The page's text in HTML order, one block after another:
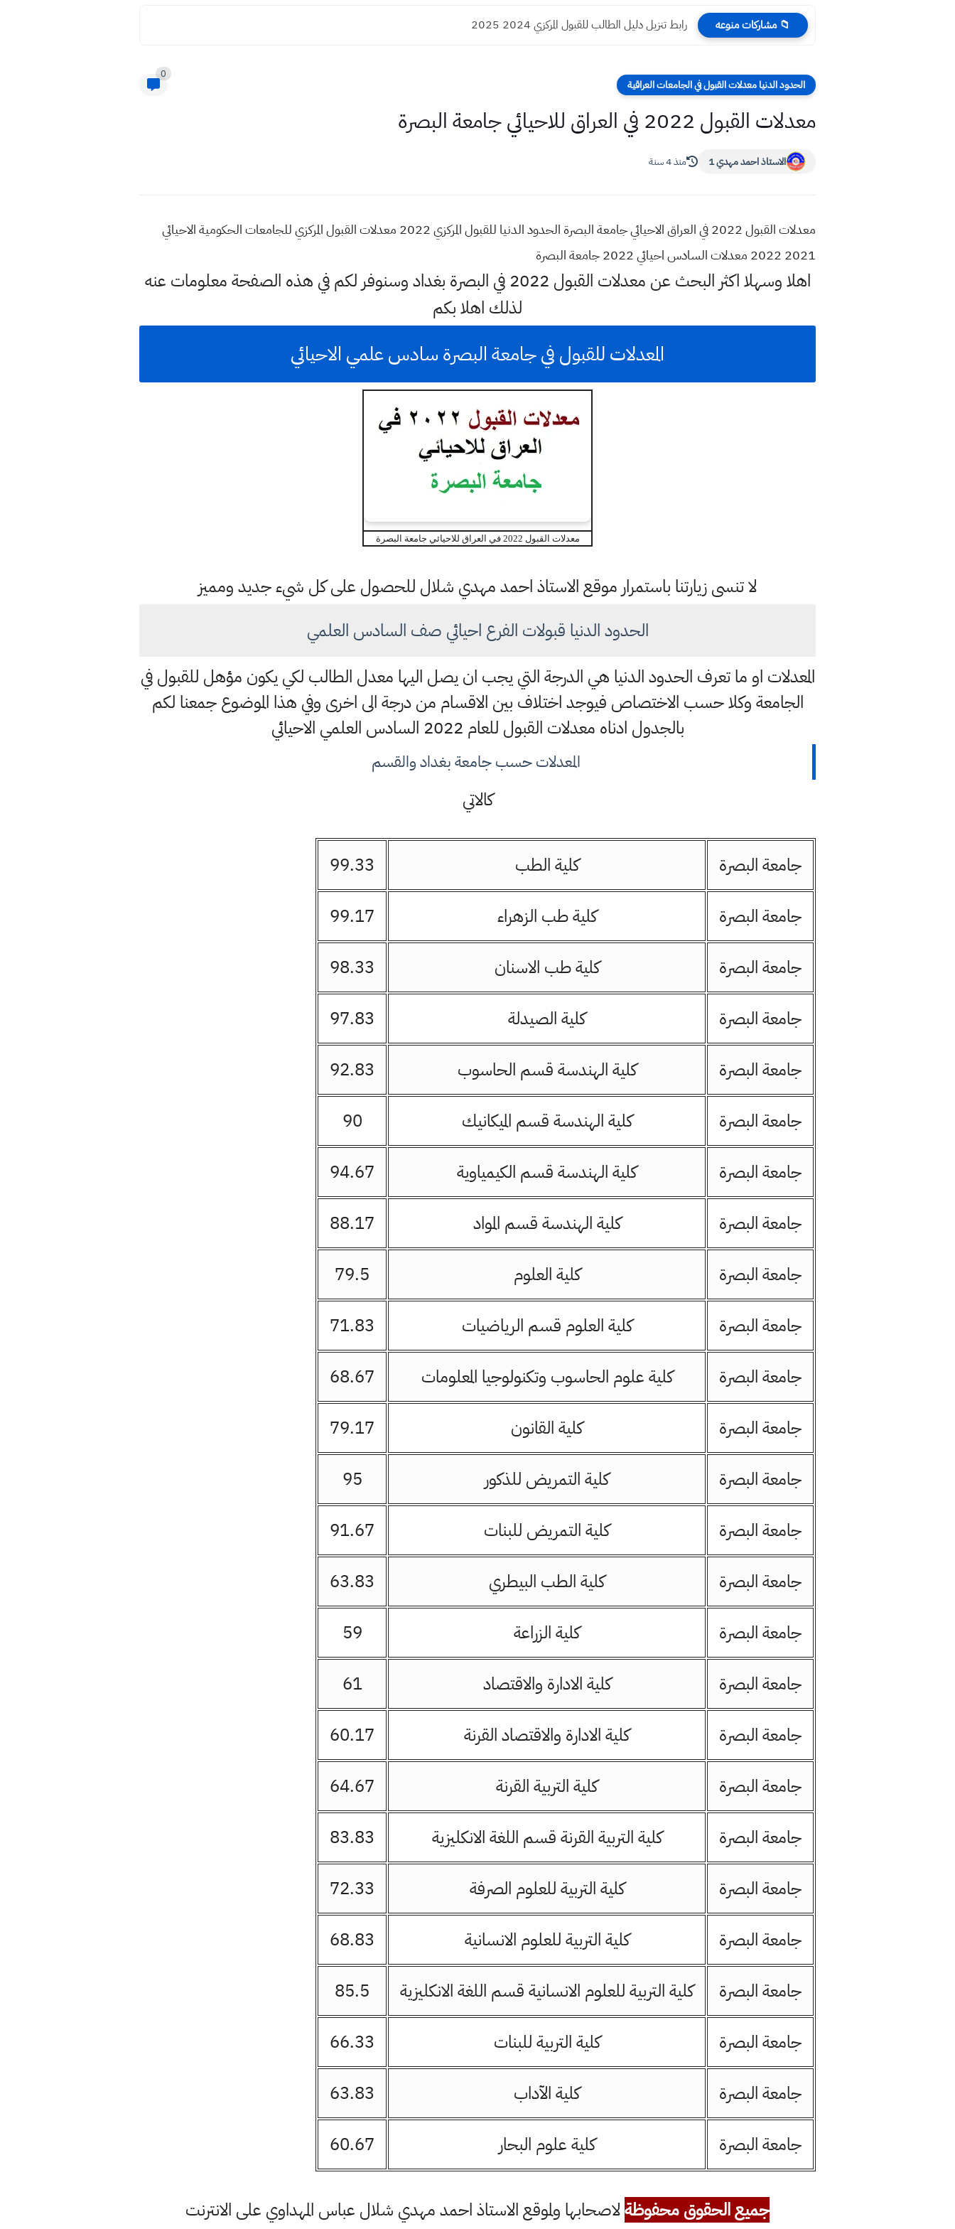
📁 مشاركات منوعه رابط تنزيل دليل الطالب للقبول المركزي 2024 2025
الحدود الدنيا معدلات القبول في الجامعات العراقية
0
معدلات القبول 2022 في العراق للاحيائي جامعة البصرة
الاستاذ احمد مهدي 1 منذ 4 سنة
معدلات القبول 2022 في العراق الاحيائي جامعة البصرة الحدود الدنيا للقبول المركزي 2022 معدلات القبول المركزي للجامعات الحكومية الاحيائي
2021 2022 معدلات السادس احيائي 2022 جامعة البصرة
اهلا وسهلا اكثر البحث عن معدلات القبول 2022 في البصرة بغداد وسنوفر لكم في هذه الصفحة معلومات عنه
لذلك اهلا بكم
المعدلات للقبول في جامعة البصرة سادس علمي الاحيائي
معدلات القبول 2022 في العراق للاحيائي جامعة البصرة
لا تنسى زيارتنا باستمرار موقع الاستاذ احمد مهدي شلال للحصول على كل شيء جديد ومميز
الحدود الدنيا قبولات الفرع احيائي صف السادس العلمي
المعدلات او ما تعرف الحدود الدنيا هي الدرجة التي يجب ان يصل اليها معدل الطالب لكي يكون مؤهل للقبول في
الجامعة وكلا حسب الاختصاص فيوجد اختلاف بين الاقسام من درجة الى اخرى وفي هذا الموضوع جمعنا لكم
بالجدول ادناه معدلات القبول للعام 2022 السادس العلمي الاحيائي
المعدلات حسب جامعة بغداد والقسم
كالاتي
جامعة البصرة كلية الطب
99.33
جامعة البصرة
كلية طب الزهراء
99.17
جامعة البصرة
كلية طب الاسنان
98.33
جامعة البصرة
كلية الصيدلة
97.83
جامعة البصرة
كلية الهندسة قسم الحاسوب
92.83
جامعة البصرة
كلية الهندسة قسم الميكانيك
90
جامعة البصرة
كلية الهندسة قسم الكيمياوية
94.67
جامعة البصرة
كلية الهندسة قسم المواد
88.17
جامعة البصرة
كلية العلوم
79.5
جامعة البصرة
كلية العلوم قسم الرياضيات
71.83
جامعة البصرة
كلية علوم الحاسوب وتكنولوجيا المعلومات
68.67
جامعة البصرة
كلية القانون
79.17
جامعة البصرة
كلية التمريض للذكور
95
جامعة البصرة
كلية التمريض للبنات
91.67
جامعة البصرة
كلية الطب البيطري
63.83
جامعة البصرة
كلية الزراعة
59
جامعة البصرة
كلية الادارة والاقتصاد
61
جامعة البصرة
كلية الادارة والاقتصاد القرنة
60.17
جامعة البصرة
كلية التربية القرنة
64.67
جامعة البصرة
كلية التربية القرنة قسم اللغة الانكليزية
83.83
جامعة البصرة
كلية التربية للعلوم الصرفة
72.33
جامعة البصرة
كلية التربية للعلوم الانسانية
68.83
جامعة البصرة
كلية التربية للعلوم الانسانية قسم اللغة الانكليزية
85.5
جامعة البصرة
كلية التربية للبنات
66.33
جامعة البصرة
كلية الآداب
63.83
جامعة البصرة
كلية علوم البحار 60.67
جميع الحقوق محفوظةلاصحابها ولموقع الاستاذ احمد مهدي شلال عباس المهداوي على الانترنت